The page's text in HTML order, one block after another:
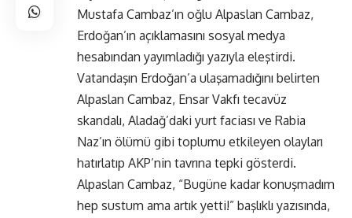
Mustafa Cambaz’ın oğlu Alpaslan Cambaz,
Erdoğan’ın açıklamasını sosyal medya
hesabından yayımladığı yazıyla eleştirdi.
Vatandaşın Erdoğan’a ulaşamadığını belirten
Alpaslan Cambaz, Ensar Vakfı tecavüz
skandalı, Aladağ’daki yurt faciası ve Rabia
Naz’ın ölümü gibi toplumu etkileyen olayları
hatırlatıp AKP’nin tavrına tepki gösterdi.
Alpaslan Cambaz, “Bugüne kadar konuşmadım
hep sustum ama artık yetti!” başlıklı yazısında,